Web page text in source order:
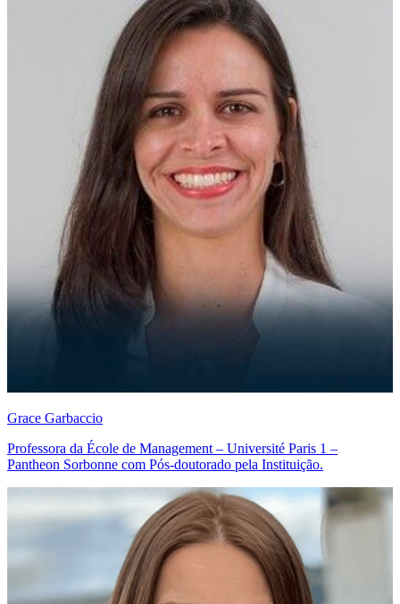
Grace Garbaccio
Professora da École de Management – Université Paris 1 –
Pantheon Sorbonne com Pós-doutorado pela Instituição.